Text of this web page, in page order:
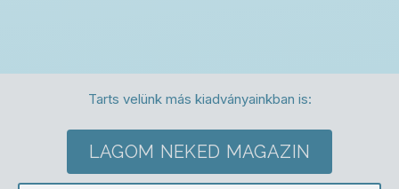
Tarts velünk más kiadványainkban is:
LAGOM NEKED MAGAZIN